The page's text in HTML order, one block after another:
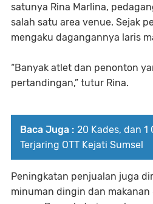
satunya Rina Marlina,
salah satu area venue. Sejak
mengaku dagangannya laris
“Banyak atlet dan penonton
pertandingan,” tutur Rina.
Baca Juga : 20 Kades, dan 1
Terjaring OTT Kejati Sumsel
Peningkatan penjualan juga
minuman dingin dan